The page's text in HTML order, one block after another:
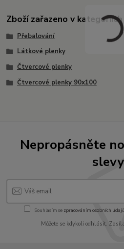
Zboží zařazeno v kategoriích
Přebalování
Látkové plenky
Čtvercové plenky
Čtvercové plenky 90x100
Nepropásněte
Souhlasím se zpracováním osobních údajů
Můžete se kdykoli odhlásit.